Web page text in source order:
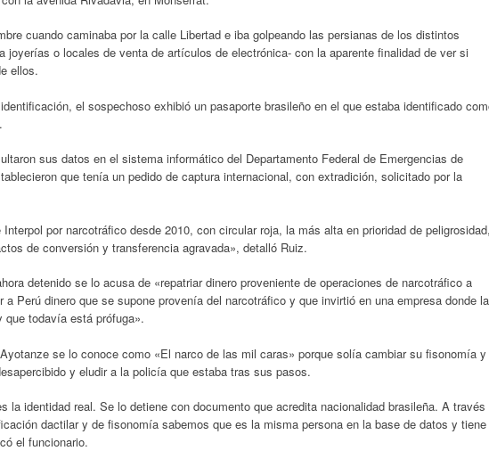
cuando caminaba por la calle Libertad e iba golpeando las persianas de los distintos
joyerías o locales de venta de artículos de electrónica- con la aparente finalidad de ver si
ellos.
el sospechoso exhibió un pasaporte brasileño en el que estaba identificado
sus datos en el sistema informático del Departamento Federal de Emergencias de
que tenía un pedido de captura internacional, con extradición, solicitado por la
Interpol por narcotráfico desde 2010, con circular roja, la más alta en prioridad de
de conversión y transferencia agravada», detalló Ruiz.
detenido se lo acusa de «repatriar dinero proveniente de operaciones de narcotráfico a
a Perú dinero que se supone provenía del narcotráfico y que invirtió en una empresa donde la
todavía está prófuga».
se lo conoce como «El narco de las mil caras» porque solía cambiar su fisonomía y
y eludir a la policía que estaba tras sus pasos.
la identidad real. Se lo detiene con documento que acredita nacionalidad brasileña. A través
dactilar y de fisonomía sabemos que es la misma persona en la base de datos y tiene
el funcionario.